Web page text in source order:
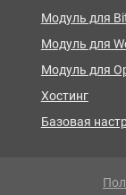
Модуль для
Модуль для
Модуль для
Хостинг
Базовая